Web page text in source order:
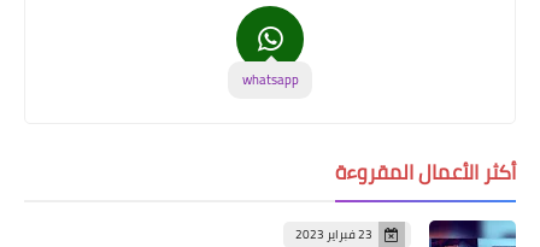
whatsapp
أكثر الأعمال المقروءة
23 فبراير 2023